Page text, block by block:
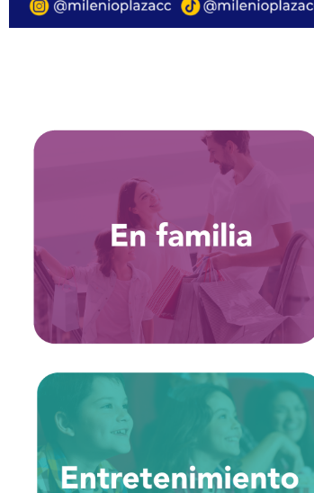
+ Cine + Restaurantes +
Heladerías + Cafes +
Entretenimiento
+ Cine + Magic Park + Kids Art